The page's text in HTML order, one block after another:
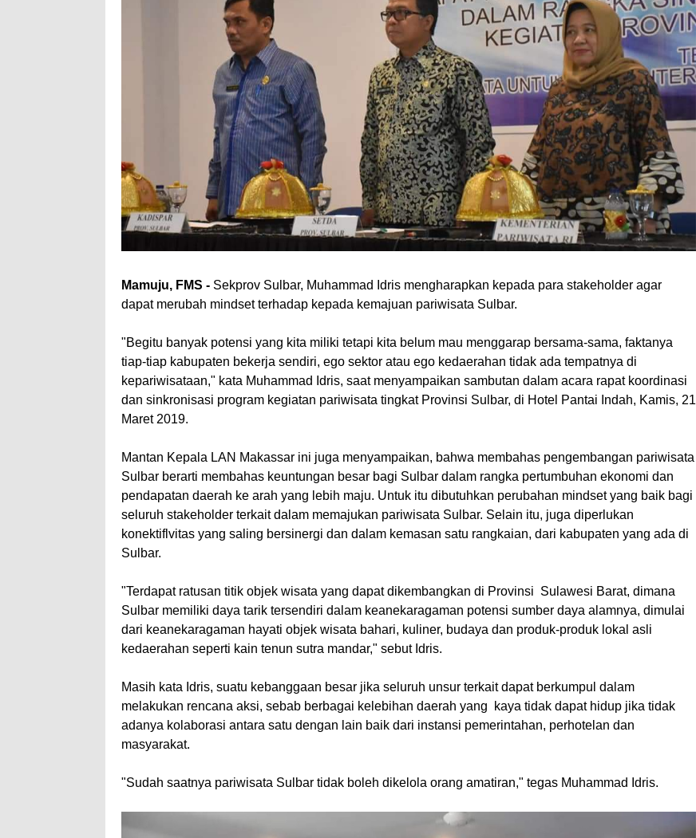
Mamuju, FMS - Sekprov Sulbar, Muhammad Idris mengharapkan kepada para stakeholder agar
dapat merubah mindset terhadap kepada kemajuan pariwisata Sulbar.
"Begitu banyak potensi yang kita miliki tetapi kita belum mau menggarap bersama-sama, faktanya
tiap-tiap kabupaten bekerja sendiri, ego sektor atau ego kedaerahan tidak ada tempatnya di
kepariwisataan," kata Muhammad Idris, saat menyampaikan sambutan dalam acara rapat koordinasi
dan sinkronisasi program kegiatan pariwisata tingkat Provinsi Sulbar, di Hotel Pantai Indah, Kamis, 21
Maret 2019.
Mantan Kepala LAN Makassar ini juga menyampaikan, bahwa membahas pengembangan pariwisata
Sulbar berarti membahas keuntungan besar bagi Sulbar dalam rangka pertumbuhan ekonomi dan
pendapatan daerah ke arah yang lebih maju. Untuk itu dibutuhkan perubahan mindset yang baik bagi
seluruh stakeholder terkait dalam memajukan pariwisata Sulbar. Selain itu, juga diperlukan
konektiflvitas yang saling bersinergi dan dalam kemasan satu rangkaian, dari kabupaten yang ada di
Sulbar.
"Terdapat ratusan titik objek wisata yang dapat dikembangkan di Provinsi Sulawesi Barat, dimana
Sulbar memiliki daya tarik tersendiri dalam keanekaragaman potensi sumber daya alamnya, dimulai
dari keanekaragaman hayati objek wisata bahari, kuliner, budaya dan produk-produk lokal asli
kedaerahan seperti kain tenun sutra mandar," sebut Idris.
Masih kata Idris, suatu kebanggaan besar jika seluruh unsur terkait dapat berkumpul dalam
melakukan rencana aksi, sebab berbagai kelebihan daerah yang kaya tidak dapat hidup jika tidak
adanya kolaborasi antara satu dengan lain baik dari instansi pemerintahan, perhotelan dan
masyarakat.
"Sudah saatnya pariwisata Sulbar tidak boleh dikelola orang amatiran," tegas Muhammad Idris.